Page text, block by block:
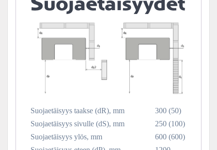
Suojaetäisyys taakse (dR), mm
300 (50)
Suojaetäisyys sivulle (dS), mm
250 (100)
Suojaetäisyys ylös, mm
600 (600)